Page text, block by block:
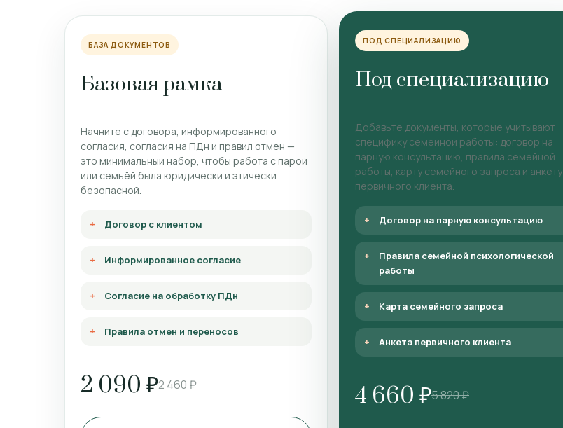
БАЗА ДОКУМЕНТОВ
Базовая рамка
Начните с договора, информированного
согласия, согласия на ПДн и правил отмен —
это минимальный набор, чтобы работа с парой
или семьёй была юридически и этически
безопасной.
Договор с клиентом
Информированное согласие
Согласие на обработку ПДн
Правила отмен и переносов
2 090 ₽2 460 ₽
ПОД СПЕЦИАЛИЗАЦИЮ
Под специализацию
Добавьте документы, которые учитывают
специфику семейной работы: договор на
парную консультацию, правила семейной
работы, карту семейного запроса и анкету
первичного клиента.
Договор на парную консультацию
Правила семейной психологической
работы
Карта семейного запроса
Анкета первичного клиента
4 660 ₽5 820 ₽